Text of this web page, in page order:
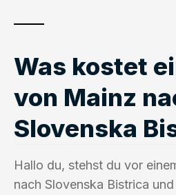
Was kostet
von Mainz
Slovenska
Hallo du, stehst du vor
nach Slovenska Bistrica